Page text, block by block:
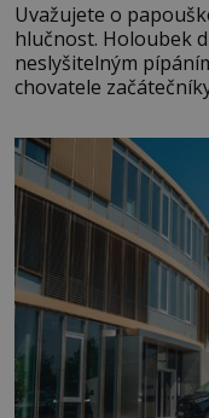
Uvažujete o
hlučnost. Holoubek
neslyšitelným
chovatele
času tráví na zemi,
domovinou je
pobřežní oblasti.